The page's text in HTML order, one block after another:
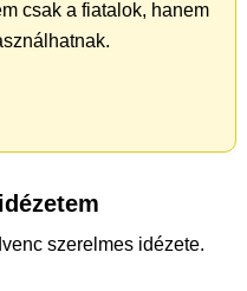
csak a fiatalok, hanem
szerelmes idézete.